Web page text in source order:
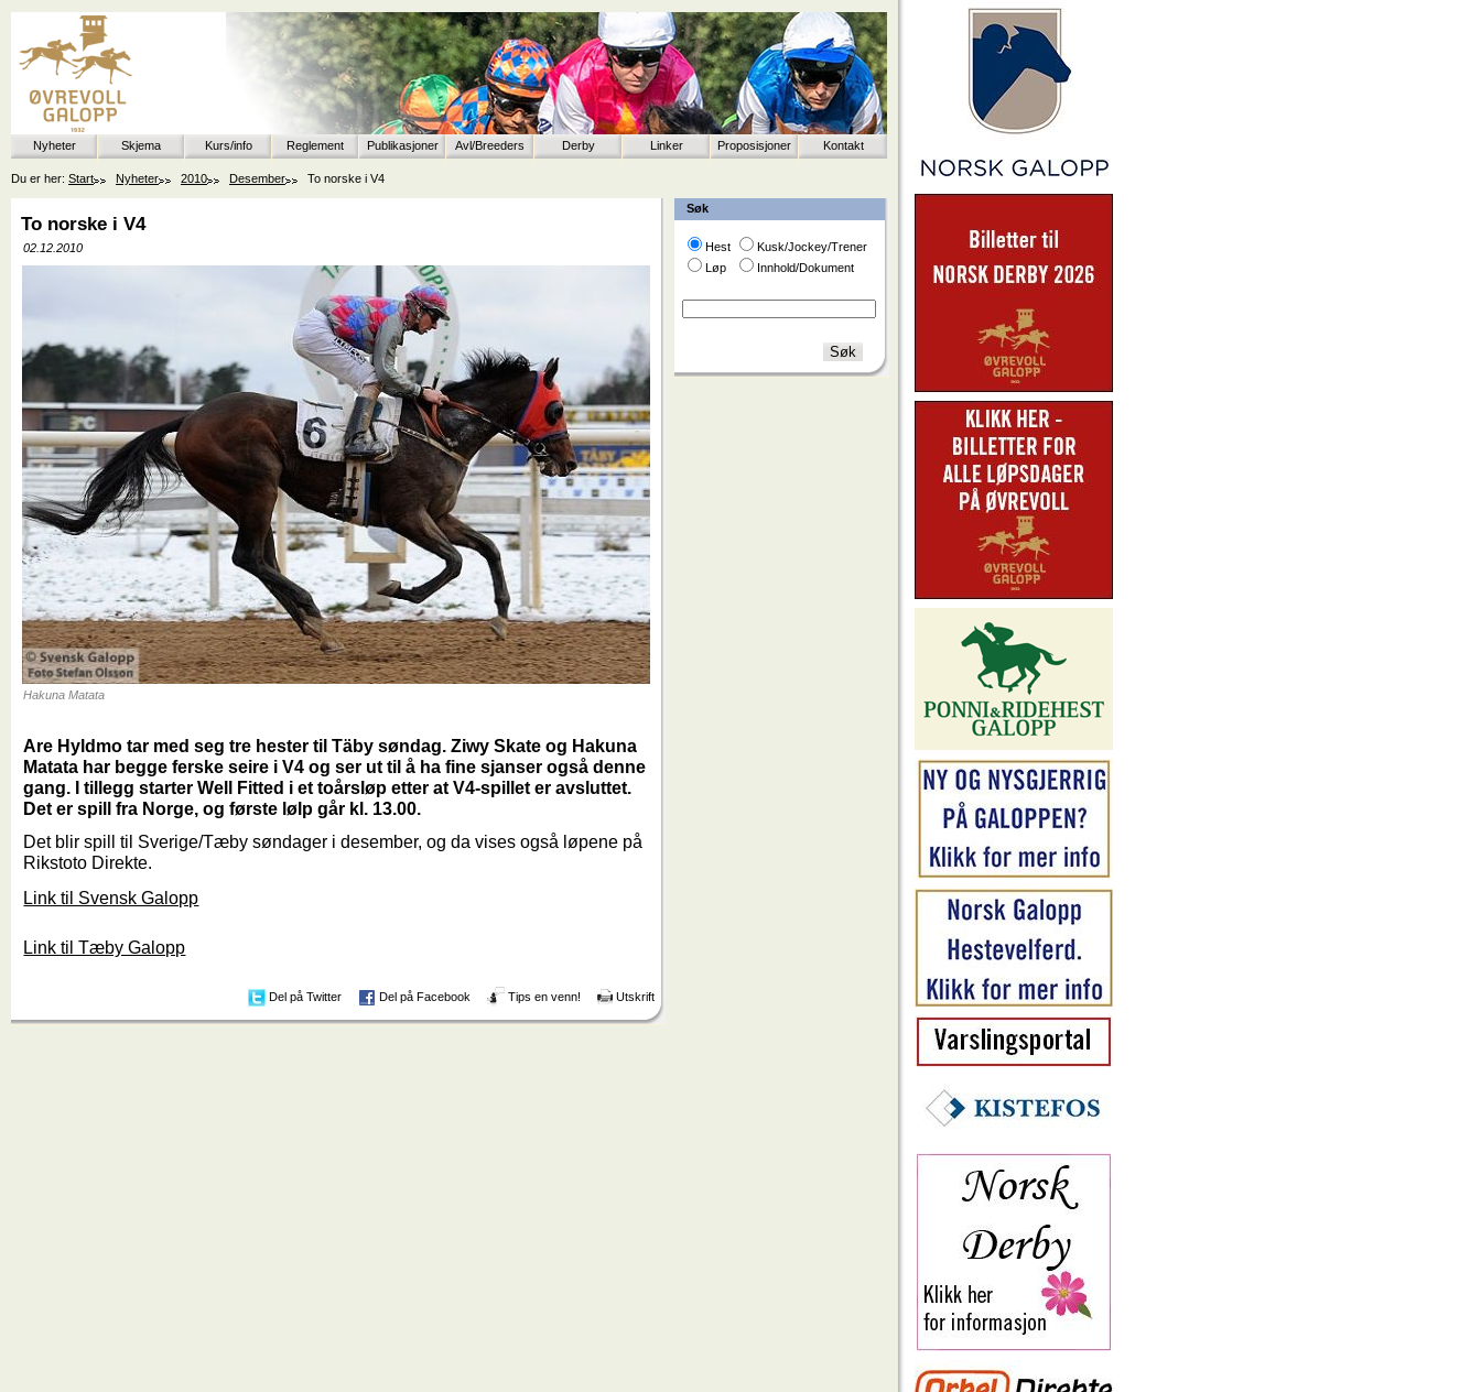
Nyheter Skjema Kurs/info Reglement Publikasjoner Avl/Breeders Derby Linker Proposisjoner Kontakt
Du er her: Start Nyheter 2010 Desember To norske i V4
Søk
Hest
Kusk/Jockey/Trener
Løp
Innhold/Dokument
To norske i V4
02.12.2010
Hakuna Matata
Are Hyldmo tar med seg tre hester til Täby søndag. Ziwy Skate og Hakuna
Matata har begge ferske seire i V4 og ser ut til å ha fine sjanser også denne
gang. I tillegg starter Well Fitted i et toårsløp etter at V4-spillet er avsluttet.
Det er spill fra Norge, og første lølp går kl. 13.00.
Det blir spill til Sverige/Tæby søndager i desember, og da vises også løpene på
Rikstoto Direkte.
Link til Svensk Galopp
Link til Tæby Galopp
Del på Twitter Del på Facebook Tips en venn! Utskrift